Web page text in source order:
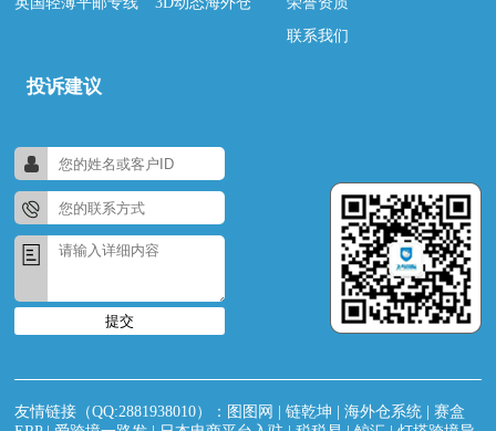
联系我们
投诉建议
提交
友情链接（QQ:2881938010）： 图图网 |链乾坤 |海外仓系统 |赛盒